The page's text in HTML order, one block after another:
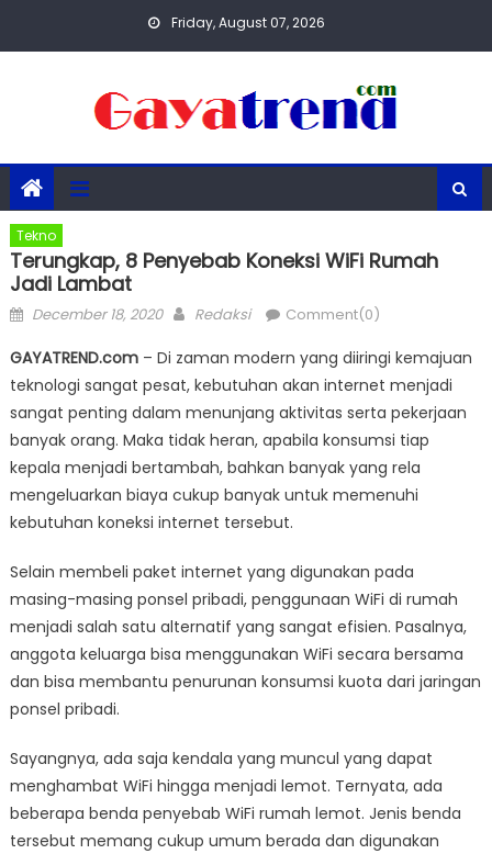
Friday, August 07, 2026
Tekno
Terungkap, 8 Penyebab Koneksi WiFi Rumah
Jadi Lambat
Posted
December 18, 2020 Author
Redaksi Comment(0)
GAYATREND.com– Di zaman modern yang diiringi kemajuan
teknologi sangat pesat, kebutuhan akan internet menjadi
sangat penting dalam menunjang aktivitas serta pekerjaan
banyak orang. Maka tidak heran, apabila konsumsi tiap
kepala menjadi bertambah, bahkan banyak yang rela
mengeluarkan biaya cukup banyak untuk memenuhi
kebutuhan koneksi internet tersebut.
Selain membeli paket internet yang digunakan pada
masing-masing ponsel pribadi, penggunaan WiFi di rumah
menjadi salah satu alternatif yang sangat efisien. Pasalnya,
anggota keluarga bisa menggunakan WiFi secara bersama
dan bisa membantu penurunan konsumsi kuota dari jaringan
ponsel pribadi.
Sayangnya, ada saja kendala yang muncul yang dapat
menghambat WiFi hingga menjadi lemot. Ternyata, ada
beberapa benda penyebab WiFi rumah lemot. Jenis benda
tersebut memang cukup umum berada dan digunakan